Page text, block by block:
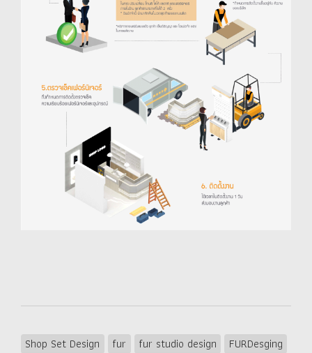
Shop Set Design fur fur studio design
FURDesging